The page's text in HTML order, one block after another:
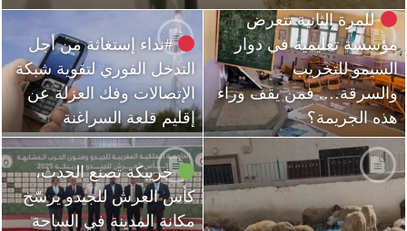
للمرة الثانية تتعرض
مؤسسة تعليمية في دوار
السيمو للتخريب
والسرقة…. فمن يقف وراء
هذه الجريمة؟
#نداء إستغاثة من أجل
التدخل الفوري لتقوية شبكة
الإتصالات وفك العزلة عن
إقليم قلعة السراغنة
خريبكة تصنع الحدث،
كأس العرش للجيدو يرسّخ
مكانة المدينة في الساحة